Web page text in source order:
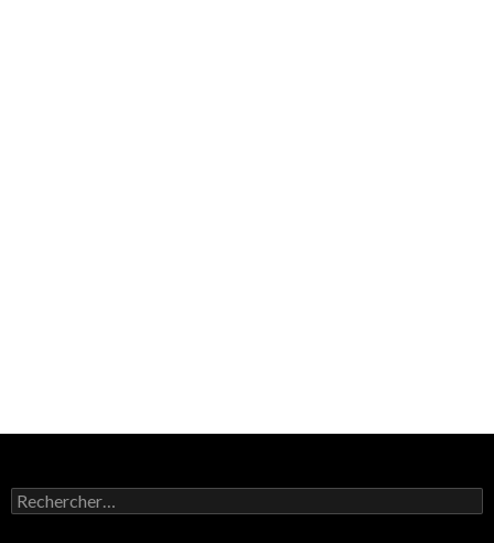
Rechercher :